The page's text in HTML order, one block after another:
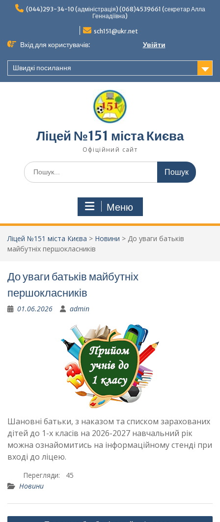
Перейти(044)293-34-10 (адміністрація) (068)4539661 (секретар Алла
Геннадіївна)
sch151@ukr.net
Вхід для користувачів: Увійти
Швидкі посилання
Ліцей №151 міста Києва
Офіційний сайт
Шукати:
Меню
Ліцей №151 міста Києва > Новини > До уваги батьків
майбутніх першокласників
До уваги батьків майбутніх
першокласників
01.06.2026 admin
Шановні батьки, з наказом та списком зарахованих
дітей до 1-х класів на 2026-2027 навчальний рік
можна ознайомитись на інформаційному стенді при
вході до ліцею.
Перегляди:
45
Новини
Навігація